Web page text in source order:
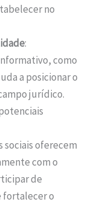
no
:
como
a posicionar o
jurídico.
sociais oferecem
com o
de
fortalecer o